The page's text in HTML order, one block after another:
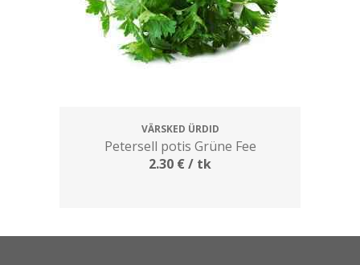
VÄRSKED ÜRDID
Petersell potis Grüne Fee
2.30 €/ tk